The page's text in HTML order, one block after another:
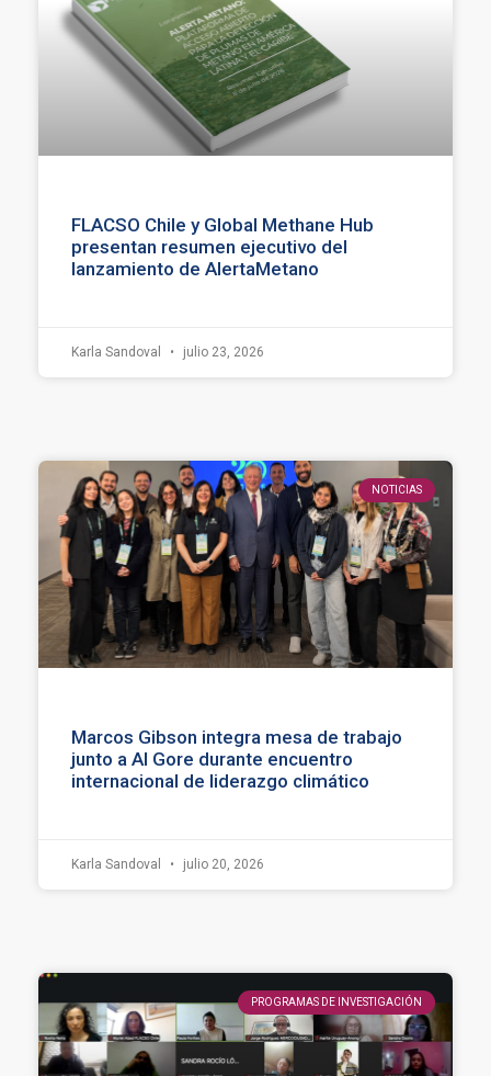
FLACSO Chile y Global Methane Hub
presentan resumen ejecutivo del
lanzamiento de AlertaMetano
Karla Sandoval julio 23, 2026
NOTICIAS
Marcos Gibson integra mesa de trabajo
junto a Al Gore durante encuentro
internacional de liderazgo climático
Karla Sandoval julio 20, 2026
PROGRAMAS DE INVESTIGACIÓN